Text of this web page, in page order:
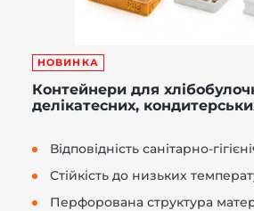
НОВИНКА
Контейнери для
делікатесних,
Відповідність санітарно-
Стійкість до низьких
Перфорована структура